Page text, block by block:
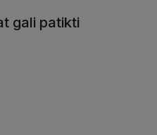
gali patikti